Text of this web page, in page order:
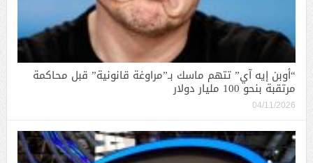
“أوبن إيه آي” تتهم ماسك بـ”مراوغة قانونية” قبل محاكمة
مرتقبة بنحو 100 مليار دولار
04/11/2026